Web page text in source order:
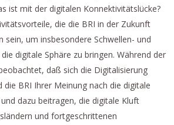
ist mit der digitalen Konnektivitätslücke?
die die BRI in der Zukunft
um insbesondere Schwellen- und
digitale Sphäre zu bringen. Während der
daß sich die Digitalisierung
die BRI Ihrer Meinung nach die digitale
dazu beitragen, die digitale Kluft
und fortgeschrittenen